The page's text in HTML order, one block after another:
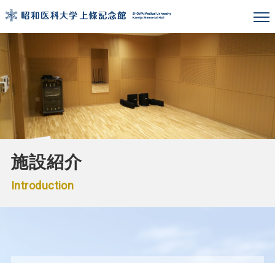
施設紹介
Introduction